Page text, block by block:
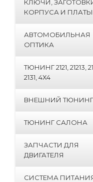
КЛЮЧИ,
КОРПУСА И ПЛАТЫ
АВТОМОБИЛЬНАЯ
ОПТИКА
ТЮНИНГ 2121, 21213,
2131, 4Х4
ВНЕШНИЙ ТЮНИНГ
ТЮНИНГ САЛОНА
ЗАПЧАСТИ ДЛЯ
ДВИГАТЕЛЯ
СИСТЕМА